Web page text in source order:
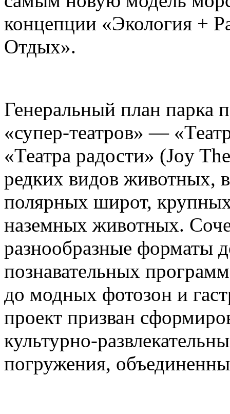
концепции «Экология +
Отдых».
Генеральный план парка
«супер-театров» —
«Театра радости» (Joy
редких видов животных,
полярных широт,
наземных животных.
разнообразные форматы
познавательных
до модных фотозон и
проект призван
культурно-
погружения,